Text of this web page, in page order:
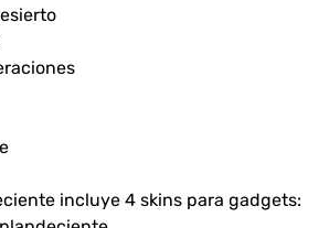
incluye 4 skins para gadgets: